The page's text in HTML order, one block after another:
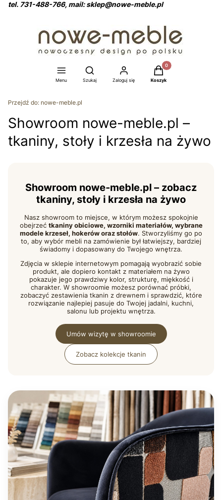
tel. 731-488-766, mail: sklep@nowe-meble.pl
Menu
Otwórz wyszukiwarkę
Szukaj Zaloguj się
Produkty w koszyku:
Koszyk
Przejdź do: nowe-meble.pl
Showroom nowe-meble.pl –
tkaniny, stoły i krzesła na żywo
Showroom nowe-meble.pl – zobacz
tkaniny, stoły i krzesła na żywo
Nasz showroom to miejsce, w którym możesz spokojnie
obejrzeć tkaniny obiciowe, wzorniki materiałów, wybrane
modele krzeseł, hokerów oraz stołów. Stworzyliśmy go po
to, aby wybór mebli na zamówienie był łatwiejszy, bardziej
świadomy i dopasowany do Twojego wnętrza.
Zdjęcia w sklepie internetowym pomagają wyobrazić sobie
produkt, ale dopiero kontakt z materiałem na żywo
pokazuje jego prawdziwy kolor, strukturę, miękkość i
charakter. W showroomie możesz porównać próbki,
zobaczyć zestawienia tkanin z drewnem i sprawdzić, które
rozwiązanie najlepiej pasuje do Twojej jadalni, kuchni,
salonu lub projektu wnętrza.
Umów wizytę w showroomie
Zobacz kolekcje tkanin